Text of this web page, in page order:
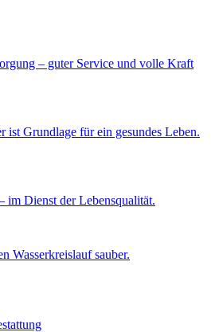
– guter Service und volle Kraft
ist Grundlage für ein gesundes Leben.
im Dienst der Lebensqualität.
Wasserkreislauf sauber.